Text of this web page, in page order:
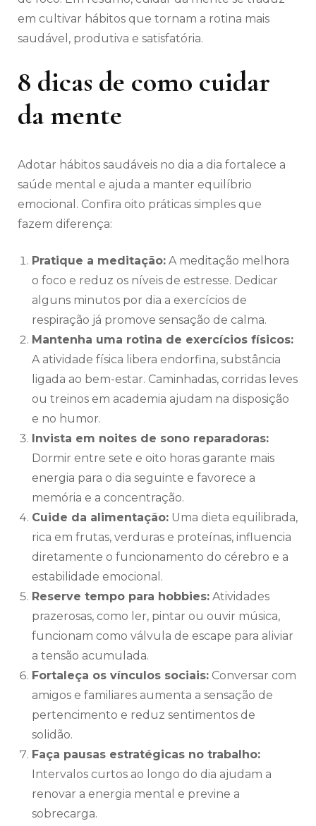
em cultivar hábitos que tornam a rotina mais
saudável, produtiva e satisfatória.
8 dicas de como cuidar
da mente
Adotar hábitos saudáveis no dia a dia fortalece a
saúde mental e ajuda a manter equilíbrio
emocional. Confira oito práticas simples que
fazem diferença:
Pratique a meditação: A meditação melhora
o foco e reduz os níveis de estresse. Dedicar
alguns minutos por dia a exercícios de
respiração já promove sensação de calma.
Mantenha uma rotina de exercícios físicos:
A atividade física libera endorfina, substância
ligada ao bem-estar. Caminhadas, corridas leves
ou treinos em academia ajudam na disposição
e no humor.
Invista em noites de sono reparadoras:
Dormir entre sete e oito horas garante mais
energia para o dia seguinte e favorece a
memória e a concentração.
Cuide da alimentação: Uma dieta equilibrada,
rica em frutas, verduras e proteínas, influencia
diretamente o funcionamento do cérebro e a
estabilidade emocional.
Reserve tempo para hobbies: Atividades
prazerosas, como ler, pintar ou ouvir música,
funcionam como válvula de escape para aliviar
a tensão acumulada.
Fortaleça os vínculos sociais: Conversar com
amigos e familiares aumenta a sensação de
pertencimento e reduz sentimentos de
solidão.
Faça pausas estratégicas no trabalho:
Intervalos curtos ao longo do dia ajudam a
renovar a energia mental e previne a
sobrecarga.